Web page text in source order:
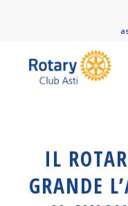
IL
GRANDE